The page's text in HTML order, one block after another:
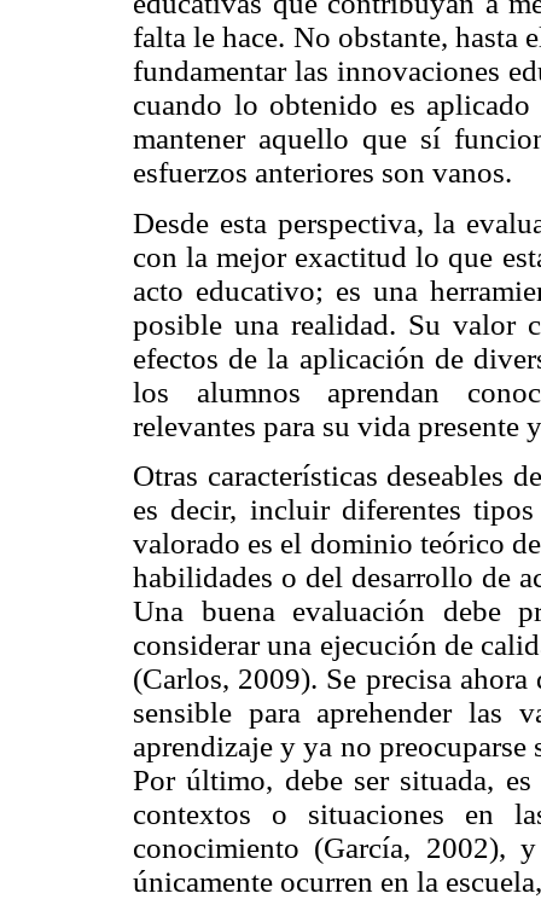
falta le hace. No obstante, hasta
fundamentar las innovaciones
cuando lo obtenido es
mantener aquello que sí
esfuerzos anteriores son vanos.
Desde esta perspectiva, la
con la mejor exactitud lo que
acto educativo; es una
posible una realidad. Su valor
efectos de la aplicación de
los alumnos aprendan
relevantes para su vida presente
Otras características deseables
es decir, incluir diferentes
valorado es el dominio teórico
habilidades o del desarrollo de
Una buena evaluación debe
considerar una ejecución de
(Carlos, 2009). Se precisa
sensible para aprehender las
aprendizaje y ya no
Por último, debe ser situada,
contextos o situaciones en
conocimiento (García, 2002),
únicamente ocurren en la